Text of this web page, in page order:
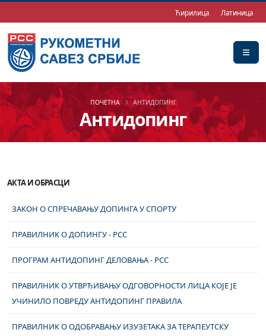
Ћирилица Латиница
Антидопинг
ПОЧЕТНА АНТИДОПИНГ
АКТА И ОБРАСЦИ
ЗАКОН О СПРЕЧАВАЊУ ДОПИНГА У СПОРТУ
ПРАВИЛНИК О ДОПИНГУ - РСС
ПРОГРАМ АНТИДОПИНГ ДЕЛОВАЊА - РСС
ПРАВИЛНИК О УТВРЂИВАЊУ ОДГОВОРНОСТИ ЛИЦА КОЈЕ ЈЕ
УЧИНИЛО ПОВРЕДУ АНТИДОПИНГ ПРАВИЛА
ПРАВИЛНИК О ОДОБРАВАЊУ ИЗУЗЕТАКА ЗА ТЕРАПЕУТСКУ